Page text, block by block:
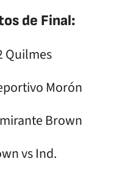
de Final:
Quilmes
Morón
Brown
vs Ind.